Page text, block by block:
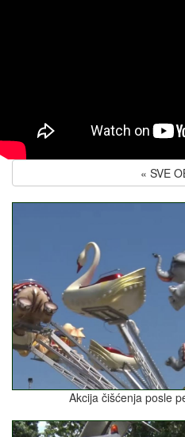
« SVE
Akcija čišćenja posle